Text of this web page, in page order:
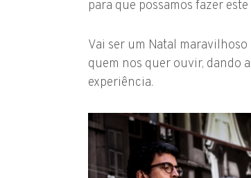
para que possamos fazer
Vai ser um Natal
quem nos quer ouvir, dando
experiência.